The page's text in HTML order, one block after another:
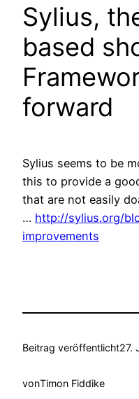
Sylius,
based
forward
Sylius seems to be
this to provide a
that are not easily
… http://sylius.org/
improvements
Beitrag veröffentlicht27.
vonTimon Fiddike